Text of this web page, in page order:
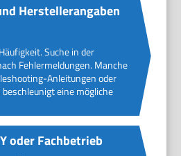
Herstellerangaben
Suche in der
Fehlermeldungen. Manche
Anleitungen oder
eine mögliche
oder Fachbetrieb